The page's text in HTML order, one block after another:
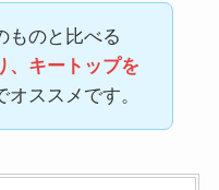
ものと比べる
、キートップを
オススメです。